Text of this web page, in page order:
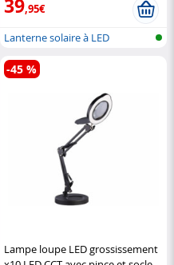
39,95€
Lanterne solaire à LED
Lampe loupe LED grossissement
-45 %